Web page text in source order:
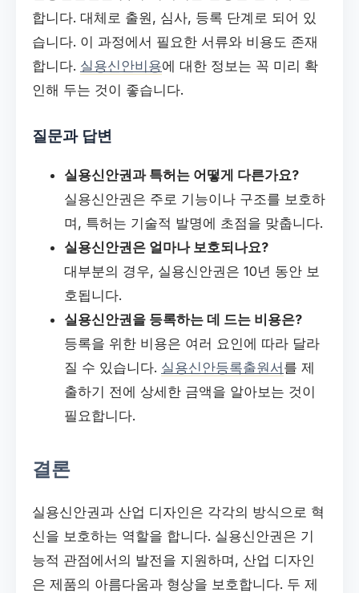
합니다. 대체로 출원, 심사, 등록 단계로 되어 있
습니다. 이 과정에서 필요한 서류와 비용도 존재
합니다. 실용신안비용에 대한 정보는 꼭 미리 확
인해 두는 것이 좋습니다.
질문과 답변
실용신안권과 특허는 어떻게 다른가요?
실용신안권은 주로 기능이나 구조를 보호하
며, 특허는 기술적 발명에 초점을 맞춥니다.
실용신안권은 얼마나 보호되나요?
대부분의 경우, 실용신안권은 10년 동안 보
호됩니다.
실용신안권을 등록하는 데 드는 비용은?
등록을 위한 비용은 여러 요인에 따라 달라
질 수 있습니다. 실용신안등록출원서를 제
출하기 전에 상세한 금액을 알아보는 것이
필요합니다.
결론
실용신안권과 산업 디자인은 각각의 방식으로 혁
신을 보호하는 역할을 합니다. 실용신안권은 기
능적 관점에서의 발전을 지원하며, 산업 디자인
은 제품의 아름다움과 형상을 보호합니다. 두 제